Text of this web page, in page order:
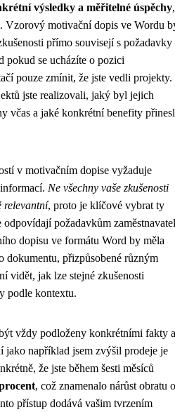
výsledky a měřitelné úspěchy,
Vzorový motivační dopis ve Wordu
přímo souvisejí s požadavky
pokud se ucházíte o pozici
pouze zmínit, že jste vedli projekty.
jste realizovali, jaký byl jejich
včas a jaké konkrétní benefity
v motivačním dopise vyžaduje
Ne všechny vaše zkušenosti
relevantní, proto je klíčové vybrat ty
odpovídají požadavkům
dopisu ve formátu Word by měla
dokumentu, přizpůsobené různým
vidět, jak lze stejné zkušenosti
podle kontextu.
vždy podloženy konkrétními fakty a
jako například jsem zvýšil prodeje je
že jste během šesti měsíců
, což znamenalo nárůst obratu o
přístup dodává vašim tvrzením